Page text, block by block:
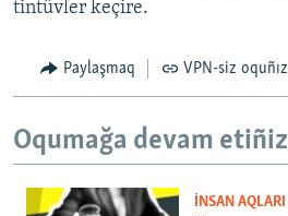
tintüvler keçire.
Paylaşmaq VPN-siz oquñız
Oqumağa devam etiñiz
İNSAN AQLARI